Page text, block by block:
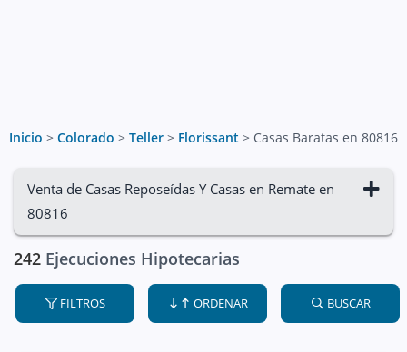
Inicio > Colorado > Teller > Florissant > Casas Baratas en 80816
Venta de Casas Reposeídas Y Casas en Remate en
80816
242 Ejecuciones Hipotecarias
FILTROS ORDENAR BUSCAR